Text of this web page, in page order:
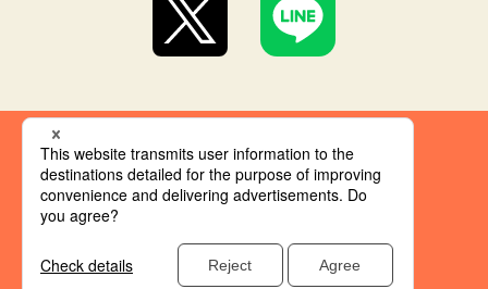
集英社 オレンジ文庫とは
創刊にあたって
推奨環境
集英社の個人情報取り扱い